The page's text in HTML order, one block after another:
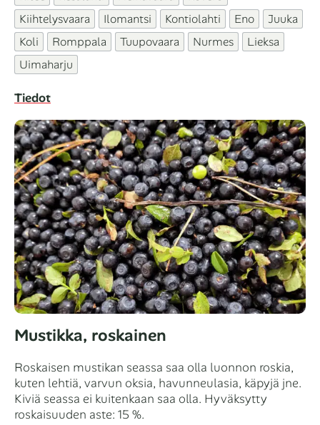
Kiihtelysvaara
Ilomantsi Kontiolahti Eno
Juuka
Koli
Romppala Tuupovaara Nurmes
Lieksa
Uimaharju
Tiedot
Mustikka, roskainen
Roskaisen mustikan seassa saa olla luonnon roskia,
kuten lehtiä, varvun oksia, havunneulasia, käpyjä jne.
Kiviä seassa ei kuitenkaan saa olla. Hyväksytty
roskaisuuden aste: 15 %.